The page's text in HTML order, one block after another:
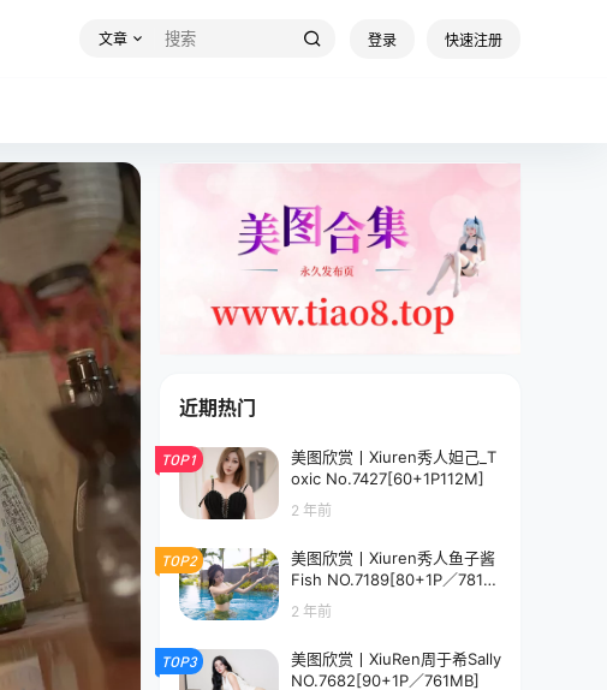
文章 登录 快速注册
近期热门
TOP1
美图欣赏丨Xiuren秀人妲己_T
oxic No.7427[60+1P112M]
2 年前
TOP2
美图欣赏丨Xiuren秀人鱼子酱
Fish NO.7189[80+1P／781M
2 年前
TOP3
美图欣赏丨XiuRen周于希Sally
NO.7682[90+1P／761MB]